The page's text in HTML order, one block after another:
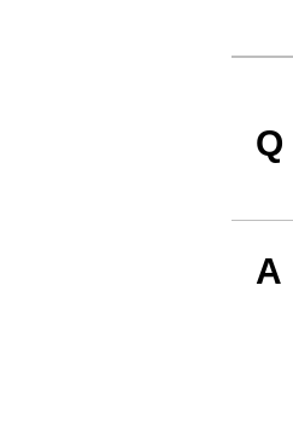
Q
A